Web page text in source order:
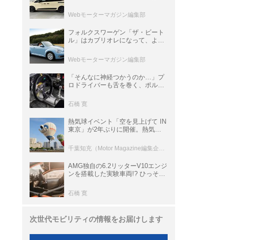
ア＆ブラックバンパーの組み合わ
Webモーターマガジン編集部
フォルクスワーゲン「ザ・ビート
ル」はカブリオレになって、より
と昔の新車】
Webモーターマガジン編集部
「そんなに神経つかうのか…」プ
ロドライバーも舌を巻く、ポルシ
モンスターぶり
石橋 寛
熱気球イベント「空を見上げて IN
東京」が2年ぶりに開催。熱気球
室などのコンテンツも
千葉知充（Motor Magazine編集企画室）
AMG独自の6.2リッターV10エンジ
ンを搭載した実験車両!? ひっそり
P900 プロトタイプ」とは
石橋 寛
次世代モビリティの情報をお届けします